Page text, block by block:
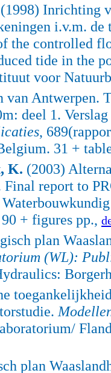
(1998) Inrichting
i.v.m.
the controlled
tide in the
voor
van Antwerpen.
deel 1.
,
31 +
K. (2003)
report to
+ figures pp.,
plan
(WL):
plan